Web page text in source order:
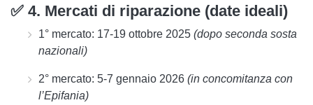
✅ 4. Mercati di riparazione (date ideali)
1° mercato: 17-19 ottobre 2025 (dopo seconda sosta
nazionali)
2° mercato: 5-7 gennaio 2026 (in concomitanza con
l’Epifania)